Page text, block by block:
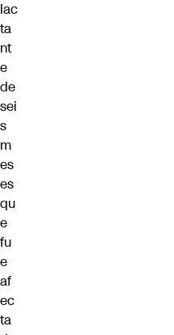
lac
ta
nt
e
de
sei
s
m
es
es
qu
e
fu
e
af
ec
ta